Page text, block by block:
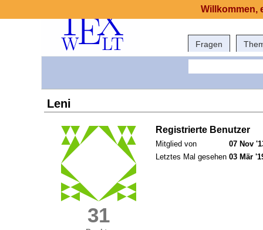
Fragen
Leni
31
Registrierte Benutzer
Mitglied von
07 Nov
Letztes Mal gesehen 03 Mär
Willkommen,